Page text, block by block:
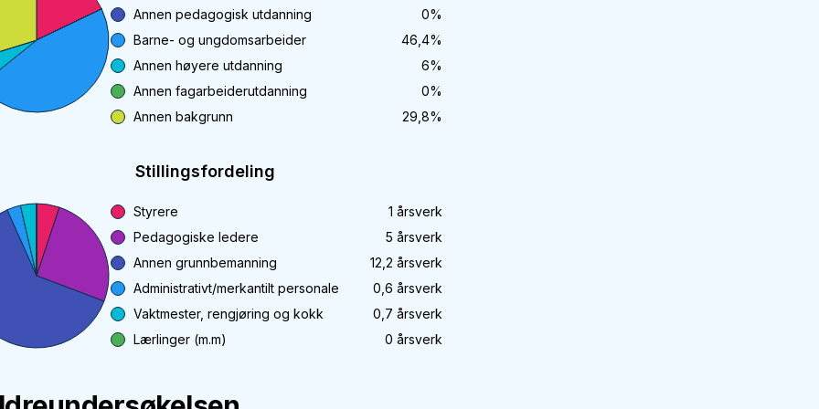
Annen pedagogisk utdanning 0%
Barne- og ungdomsarbeider
46,4%
Annen høyere utdanning
6%
Annen fagarbeiderutdanning
0%
Annen bakgrunn
29,8%
Stillingsfordeling
Styrere 1 årsverk
Pedagogiske ledere
5 årsverk
Annen grunnbemanning
12,2 årsverk
Administrativt/merkantilt personale
0,6 årsverk
Vaktmester, rengjøring og kokk
0,7 årsverk
Lærlinger (m.m)
0 årsverk